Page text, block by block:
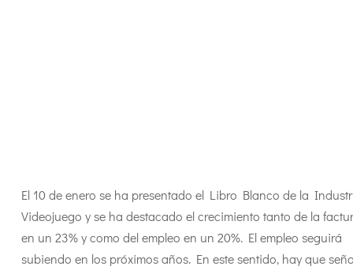
El 10 de enero se ha presentado el Libro Blanco de la
Videojuego y se ha destacado el crecimiento tanto de la
en un 23% y como del empleo en un 20%. El empleo seguirá
subiendo en los próximos años. En este sentido, hay que